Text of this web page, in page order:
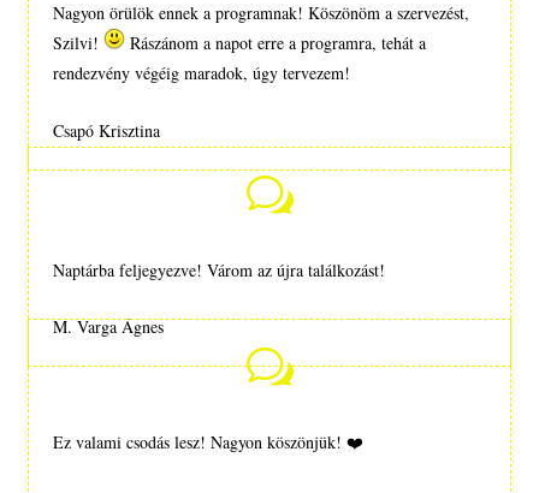
Nagyon örülök ennek a programnak! Köszönöm a szervezést,
Szilvi!
Rászánom a napot erre a programra, tehát a
rendezvény végéig maradok, úgy tervezem!
Csapó Krisztina
w
Naptárba feljegyezve! Várom az újra találkozást!
M. Varga Ágnes
w
Ez valami csodás lesz! Nagyon köszönjük! ❤️